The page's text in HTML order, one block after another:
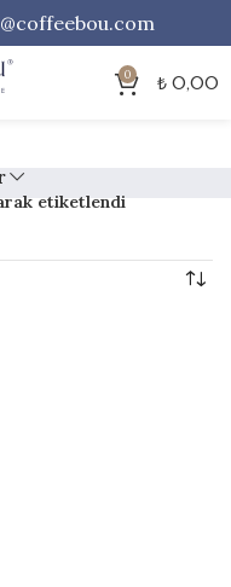
0 ₺ 0,00
etiketlendi